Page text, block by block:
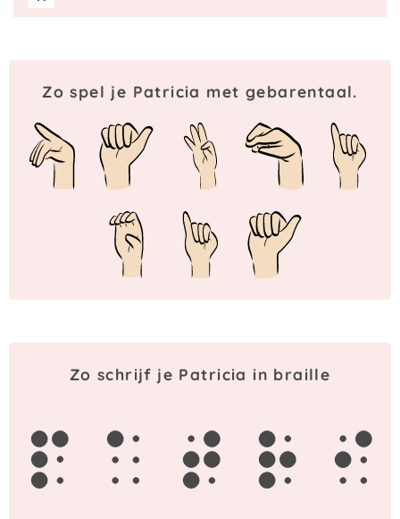
Zo spel je Patricia met gebarentaal.
Zo schrijf je Patricia in braille
p a t r i